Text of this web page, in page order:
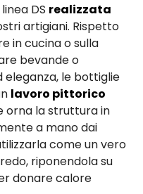
DS realizzata
artigiani. Rispetto
in cucina o sulla
bevande o
eleganza, le bottiglie
lavoro pittorico
orna la struttura in
a mano dai
come un vero
riponendola su
donare calore